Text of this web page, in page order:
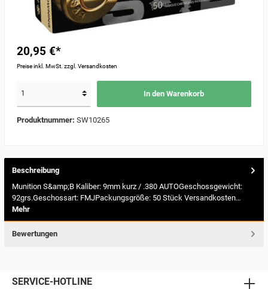
20,95 €*
Preise inkl. MwSt. zzgl. Versandkosten
In den Warenkorb
Produktnummer: SW10265
Beschreibung
Munition S&amp;B Kaliber: 9mm kurz / .380 AUTOGeschossgewicht:
92grs.Geschossart: FMJPackungsgröße: 50 Stück Versandkosten…
Mehr
Bewertungen
SERVICE-HOTLINE